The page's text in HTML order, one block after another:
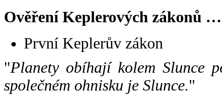
Ověření Keplerových zákonů …
První Keplerův zákon
"Planety obíhají kolem Slunce
společném ohnisku je Slunce."